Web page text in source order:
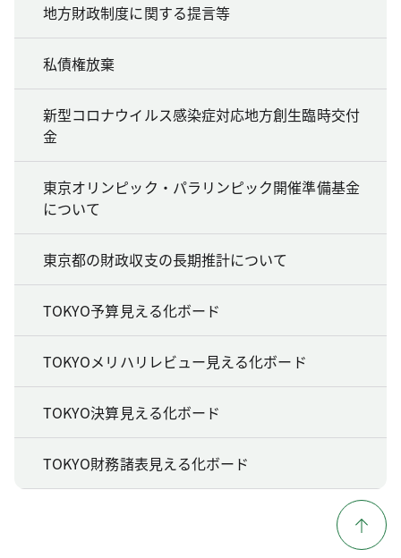
地方財政制度に関する提言等
私債権放棄
新型コロナウイルス感染症対応地方創生臨時交付
金
東京オリンピック・パラリンピック開催準備基金
について
東京都の財政収支の長期推計について
TOKYO予算見える化ボード
TOKYOメリハリレビュー見える化ボード
TOKYO決算見える化ボード
TOKYO財務諸表見える化ボード